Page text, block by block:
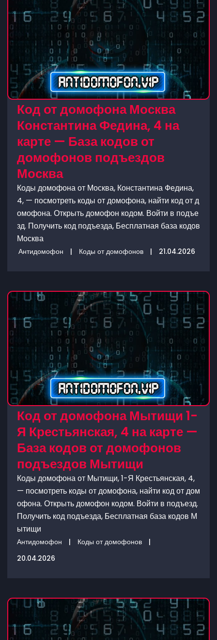
Код от домофона Москва
Константина Федина, 4 на
карте — База кодов от
домофонов подъездов
Москва
Коды домофона от Москва, Константина Федина,
4, — посмотреть коды от домофона, найти код от д
омофона. Открыть домофон кодом. Войти в подъе
зд. Получить код подъезда, Бесплатная база кодов
Москва
Антидомофон | Коды от домофонов | 21.04.2026
Код от домофона Мытищи 1-
Я Крестьянская, 4 на карте —
База кодов от домофонов
подъездов Мытищи
Коды домофона от Мытищи, 1-Я Крестьянская, 4,
— посмотреть коды от домофона, найти код от дом
офона. Открыть домофон кодом. Войти в подъезд.
Получить код подъезда, Бесплатная база кодов М
ытищи
Антидомофон | Коды от домофонов
|
20.04.2026